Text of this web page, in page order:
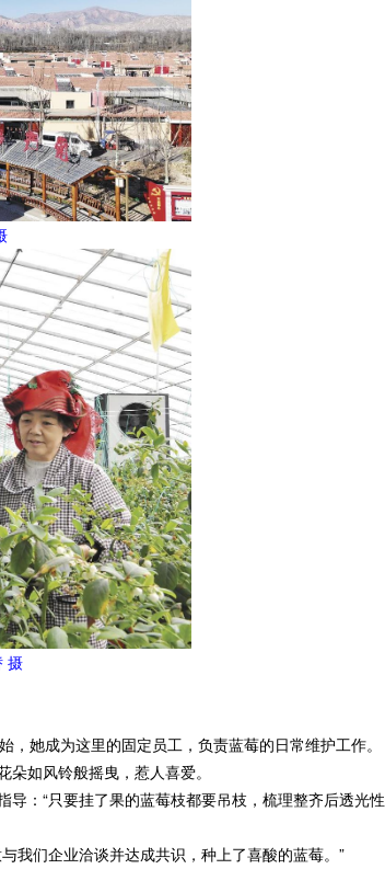
摄
她成为这里的固定员工，负责蓝莓的日常维护工作。
如风铃般摇曳，惹人喜爱。
：“只要挂了果的蓝莓枝都要吊枝，梳理整齐后透光性
们企业洽谈并达成共识，种上了喜酸的蓝莓。”